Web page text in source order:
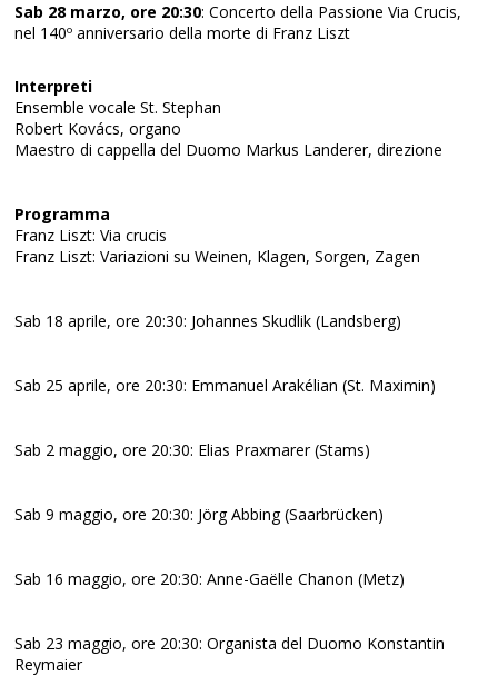
Sab 28 marzo, ore 20:30: Concerto della Passione Via Crucis,
nel 140º anniversario della morte di Franz Liszt
Interpreti
Ensemble vocale St. Stephan
Robert Kovács, organo
Maestro di cappella del Duomo Markus Landerer, direzione
Programma
Franz Liszt: Via crucis
Franz Liszt: Variazioni su Weinen, Klagen, Sorgen, Zagen
Sab 18 aprile, ore 20:30: Johannes Skudlik (Landsberg)
Sab 25 aprile, ore 20:30: Emmanuel Arakélian (St. Maximin)
Sab 2 maggio, ore 20:30: Elias Praxmarer (Stams)
Sab 9 maggio, ore 20:30: Jörg Abbing (Saarbrücken)
Sab 16 maggio, ore 20:30: Anne-Gaëlle Chanon (Metz)
Sab 23 maggio, ore 20:30: Organista del Duomo Konstantin
Reymaier